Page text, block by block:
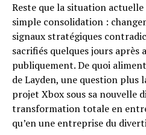
Reste que la situation actuelle
simple consolidation :
signaux stratégiques
sacrifiés quelques jours après
publiquement. De quoi
de Layden, une question plus
projet Xbox sous sa nouvelle
transformation totale en
qu’en une entreprise du